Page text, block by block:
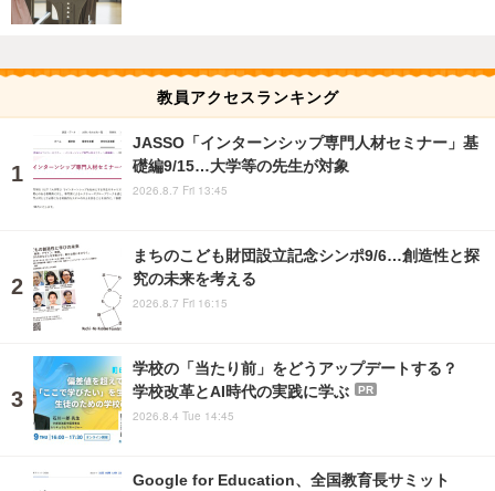
教員アクセスランキング
JASSO「インターンシップ専門人材セミナー」基
礎編9/15…大学等の先生が対象
2026.8.7 Fri 13:45
まちのこども財団設立記念シンポ9/6…創造性と探
究の未来を考える
2026.8.7 Fri 16:15
学校の「当たり前」をどうアップデートする？
学校改革とAI時代の実践に学ぶ
PR
2026.8.4 Tue 14:45
Google for Education、全国教育長サミット